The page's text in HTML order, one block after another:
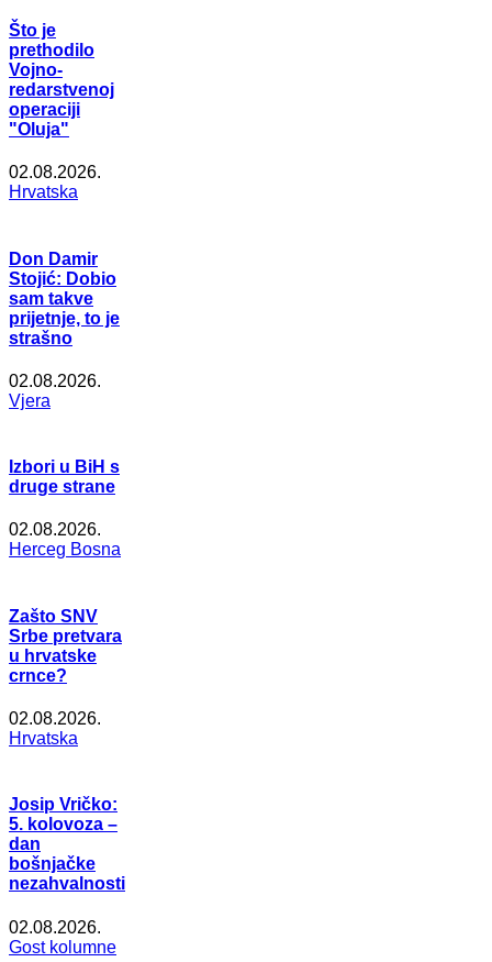
Što je
prethodilo
Vojno-
redarstvenoj
operaciji
"Oluja"
02.08.2026.
Hrvatska
Don Damir
Stojić: Dobio
sam takve
prijetnje, to je
strašno
02.08.2026.
Vjera
Izbori u BiH s
druge strane
02.08.2026.
Herceg Bosna
Zašto SNV
Srbe pretvara
u hrvatske
crnce?
02.08.2026.
Hrvatska
Josip Vričko:
5. kolovoza –
dan
bošnjačke
nezahvalnosti
02.08.2026.
Gost kolumne